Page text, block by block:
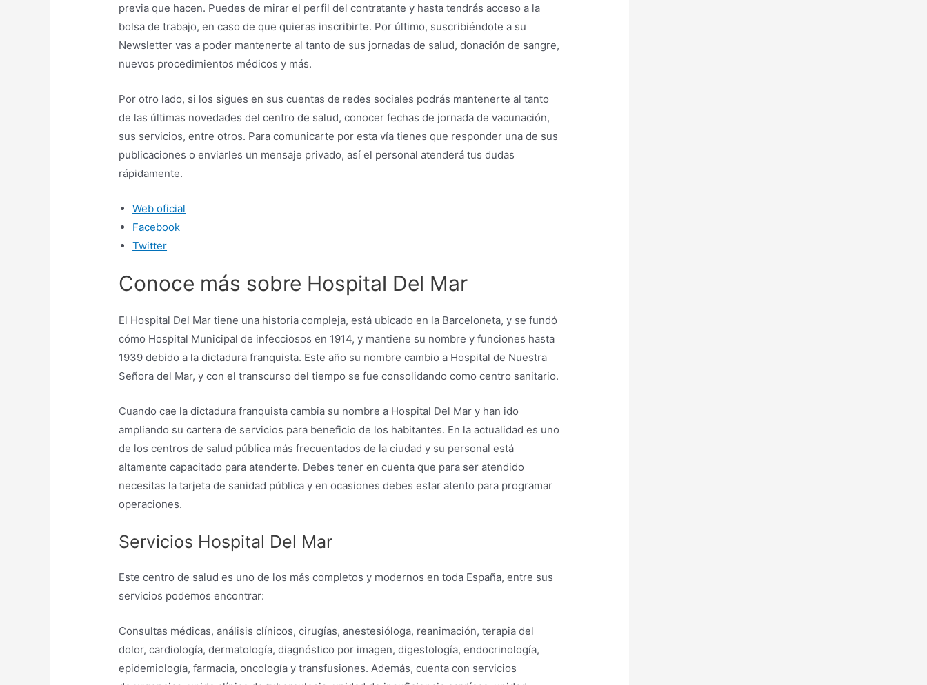
previa que hacen. Puedes de mirar el perfil del contratante y hasta tendrás acceso a la
bolsa de trabajo, en caso de que quieras inscribirte. Por último, suscribiéndote a su
Newsletter vas a poder mantenerte al tanto de sus jornadas de salud, donación de sangre,
nuevos procedimientos médicos y más.
Por otro lado, si los sigues en sus cuentas de redes sociales podrás mantenerte al tanto
de las últimas novedades del centro de salud, conocer fechas de jornada de vacunación,
sus servicios, entre otros. Para comunicarte por esta vía tienes que responder una de sus
publicaciones o enviarles un mensaje privado, así el personal atenderá tus dudas
rápidamente.
Web oficial
Facebook
Twitter
Conoce más sobre Hospital Del Mar
El Hospital Del Mar tiene una historia compleja, está ubicado en la Barceloneta, y se fundó
cómo Hospital Municipal de infecciosos en 1914, y mantiene su nombre y funciones hasta
1939 debido a la dictadura franquista. Este año su nombre cambio a Hospital de Nuestra
Señora del Mar, y con el transcurso del tiempo se fue consolidando como centro sanitario.
Cuando cae la dictadura franquista cambia su nombre a Hospital Del Mar y han ido
ampliando su cartera de servicios para beneficio de los habitantes. En la actualidad es uno
de los centros de salud pública más frecuentados de la ciudad y su personal está
altamente capacitado para atenderte. Debes tener en cuenta que para ser atendido
necesitas la tarjeta de sanidad pública y en ocasiones debes estar atento para programar
operaciones.
Servicios Hospital Del Mar
Este centro de salud es uno de los más completos y modernos en toda España, entre sus
servicios podemos encontrar:
Consultas médicas, análisis clínicos, cirugías, anestesióloga, reanimación, terapia del
dolor, cardiología, dermatología, diagnóstico por imagen, digestología, endocrinología,
epidemiología, farmacia, oncología y transfusiones. Además, cuenta con servicios